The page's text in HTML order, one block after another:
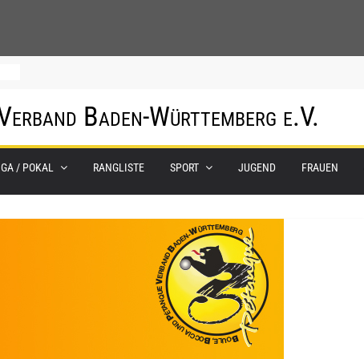
Baden-Württemberg e.V.
/ POKAL RANGLISTE SPORT JUGEND FRAUEN